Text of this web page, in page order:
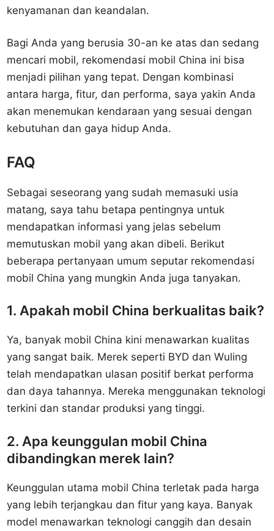
kenyamanan dan keandalan.
Bagi Anda yang berusia 30-an ke atas dan sedang
mencari mobil, rekomendasi mobil China ini bisa
menjadi pilihan yang tepat. Dengan kombinasi
antara harga, fitur, dan performa, saya yakin Anda
akan menemukan kendaraan yang sesuai dengan
kebutuhan dan gaya hidup Anda.
FAQ
Sebagai seseorang yang sudah memasuki usia
matang, saya tahu betapa pentingnya untuk
mendapatkan informasi yang jelas sebelum
memutuskan mobil yang akan dibeli. Berikut
beberapa pertanyaan umum seputar rekomendasi
mobil China yang mungkin Anda juga tanyakan.
1. Apakah mobil China berkualitas baik?
Ya, banyak mobil China kini menawarkan kualitas
yang sangat baik. Merek seperti BYD dan Wuling
telah mendapatkan ulasan positif berkat performa
dan daya tahannya. Mereka menggunakan teknologi
terkini dan standar produksi yang tinggi.
2. Apa keunggulan mobil China
dibandingkan merek lain?
Keunggulan utama mobil China terletak pada harga
yang lebih terjangkau dan fitur yang kaya. Banyak
model menawarkan teknologi canggih dan desain